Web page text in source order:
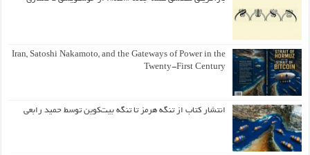
Iran, Satoshi Nakamoto, and the Gateways of Power in the
Twenty-First Century
انتشار کتاب از تنگه هرمز تا تنگه بیت‌کوین توسط حمید رابعی